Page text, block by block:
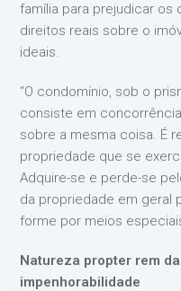
família para prejudicar os
direitos reais sobre o
ideais.
“O condomínio, sob o
consiste em
sobre a mesma coisa. É
propriedade que se
Adquire-se e perde-se
da propriedade em geral
forme por meios
Natureza propter rem
impenhorabilidade